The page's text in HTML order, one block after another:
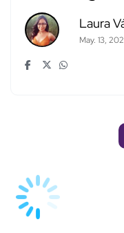
Laura
May. 13,